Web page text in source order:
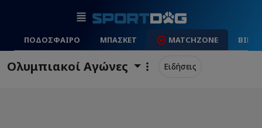
ΠΟΔΟΣΦΑΙΡΟ ΜΠΑΣΚΕΤ MATCHZONE
Ολυμπιακοί Αγώνες Ειδήσεις